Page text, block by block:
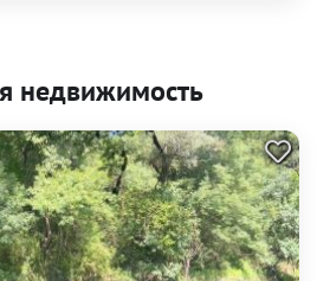
недвижимость